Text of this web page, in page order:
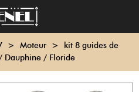
> Moteur >
kit 8 guides de
Dauphine / Floride